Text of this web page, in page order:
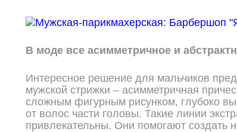
В моде все асимметричное и
Интересное решение для мальчиков
мужской стрижки – асимметричная
сложным фигурным рисунком, глубоко
от волос части головы. Такие линии
привлекательны. Они помогают создать